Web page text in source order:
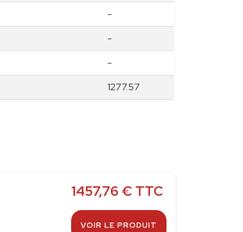
-
-
-
1277.57
1457,76 € TTC
VOIR LE PRODUIT